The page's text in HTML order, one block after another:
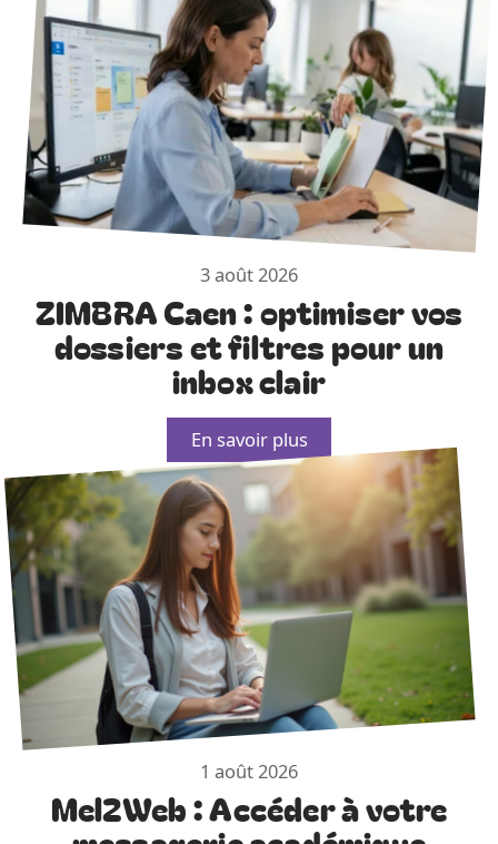
3 août 2026
ZIMBRA Caen : optimiser vos
dossiers et filtres pour un
inbox clair
En savoir plus
1 août 2026
Mel2Web : Accéder à votre